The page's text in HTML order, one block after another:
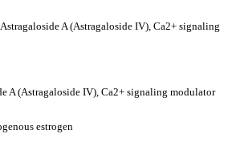
A (Astragaloside IV), Ca2+ signaling
A (Astragaloside IV), Ca2+ signaling modulator
estrogen